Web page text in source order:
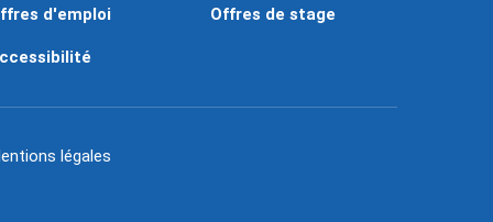
d'emploi Offres de stage
légales